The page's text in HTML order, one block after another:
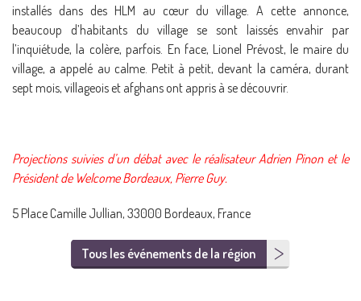
installés dans des HLM au cœur du village. A cette annonce,
beaucoup d’habitants du village se sont laissés envahir par
l’inquiétude, la colère, parfois. En face, Lionel Prévost, le maire du
village, a appelé au calme. Petit à petit, devant la caméra, durant
sept mois, villageois et afghans ont appris à se découvrir.
Projections suivies d’un débat avec le réalisateur Adrien Pinon et le
Président de Welcome Bordeaux, Pierre Guy.
5 Place Camille Jullian, 33000 Bordeaux, France
Tous les événements de la région